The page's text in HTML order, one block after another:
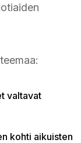
valtavat
kohti aikuisten